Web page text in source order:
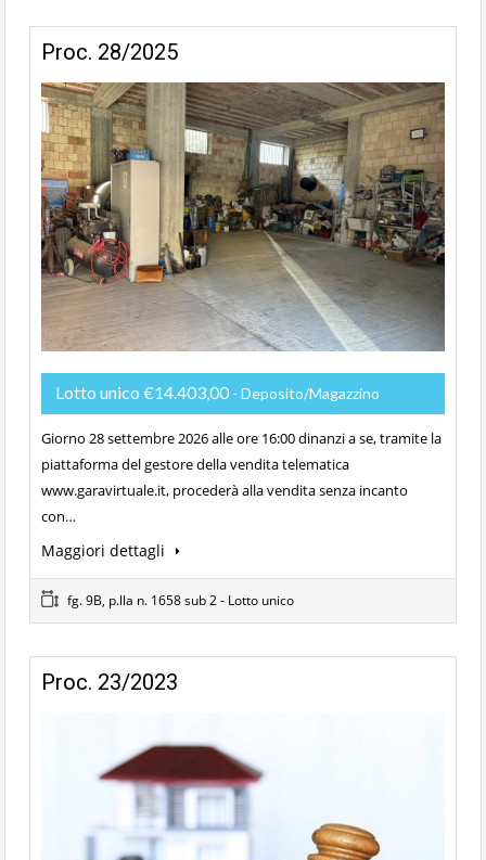
Proc. 28/2025
Lotto unico €14.403,00 - Deposito/Magazzino
Giorno 28 settembre 2026 alle ore 16:00 dinanzi a se, tramite la
piattaforma del gestore della vendita telematica
www.garavirtuale.it, procederà alla vendita senza incanto
con…
Maggiori dettagli
fg. 9B, p.lla n. 1658 sub 2 - Lotto unico
Proc. 23/2023